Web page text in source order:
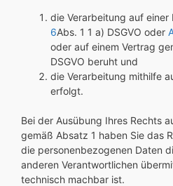
die Verarbeitung auf einer
6Abs. 1 1 a) DSGVO oder
oder auf einem Vertrag
DSGVO beruht und
die Verarbeitung mithilfe
erfolgt.
Bei der Ausübung Ihres Rechts
gemäß Absatz 1 haben Sie das
die personenbezogenen Daten
anderen Verantwortlichen
technisch machbar ist.